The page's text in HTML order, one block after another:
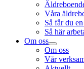
Våra
Så får du
Så här
Om oss
Om oss
Vår